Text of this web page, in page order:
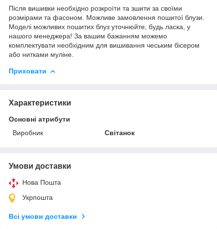
Після вишивки необхідно розкроїти та зшити за своїми
розмірами та фасоном. Можливе замовлення пошитої блузи.
Моделі можливих пошитих блуз уточнюйте, будь ласка, у
нашого менеджера! За вашим бажанням можемо
комплектувати необхідним для вишивання чеським бісером
або нитками муліне.
Приховати
Характеристики
Основні атрибути
Виробник
Світанок
Умови доставки
Нова Пошта
Укрпошта
Всі умови доставки